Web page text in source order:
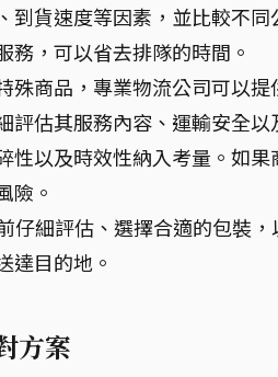
貨速度等因素，並比較不
，可以省去排隊的時間。
殊商品，專業物流公司可以
估其服務內容、運輸安全以
性以及時效性納入考量。如
險。
細評估、選擇合適的包裝，
達目的地。
方案